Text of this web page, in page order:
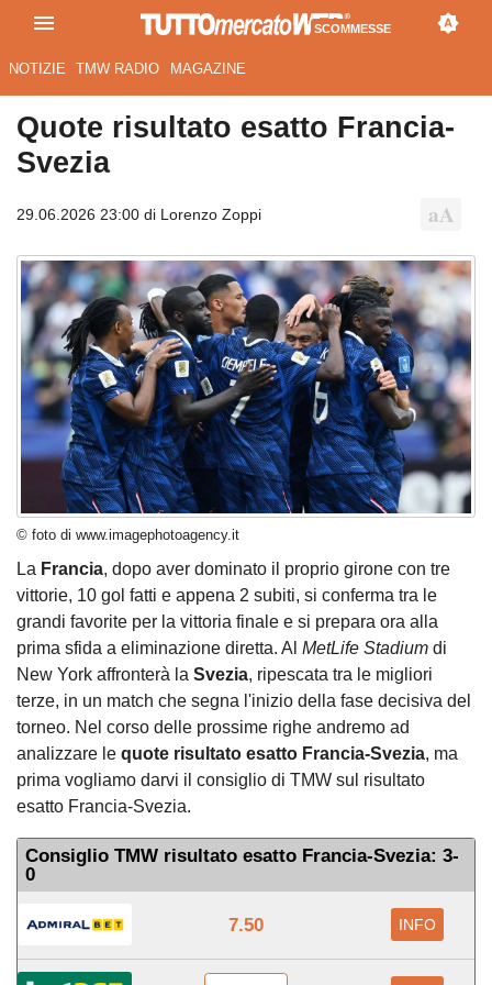
SCOMMESSE
NOTIZIE TMW RADIO MAGAZINE
Quote risultato esatto Francia-
Svezia
29.06.2026 23:00 di Lorenzo Zoppi
© foto di www.imagephotoagency.it
La Francia, dopo aver dominato il proprio girone con tre
vittorie, 10 gol fatti e appena 2 subiti, si conferma tra le
grandi favorite per la vittoria finale e si prepara ora alla
prima sfida a eliminazione diretta. Al MetLife Stadium di
New York affronterà la Svezia, ripescata tra le migliori
terze, in un match che segna l'inizio della fase decisiva del
torneo. Nel corso delle prossime righe andremo ad
analizzare le quote risultato esatto Francia-Svezia, ma
prima vogliamo darvi il consiglio di TMW sul risultato
esatto Francia-Svezia.
Consiglio TMW risultato esatto Francia-Svezia: 3-
0
7.50 INFO